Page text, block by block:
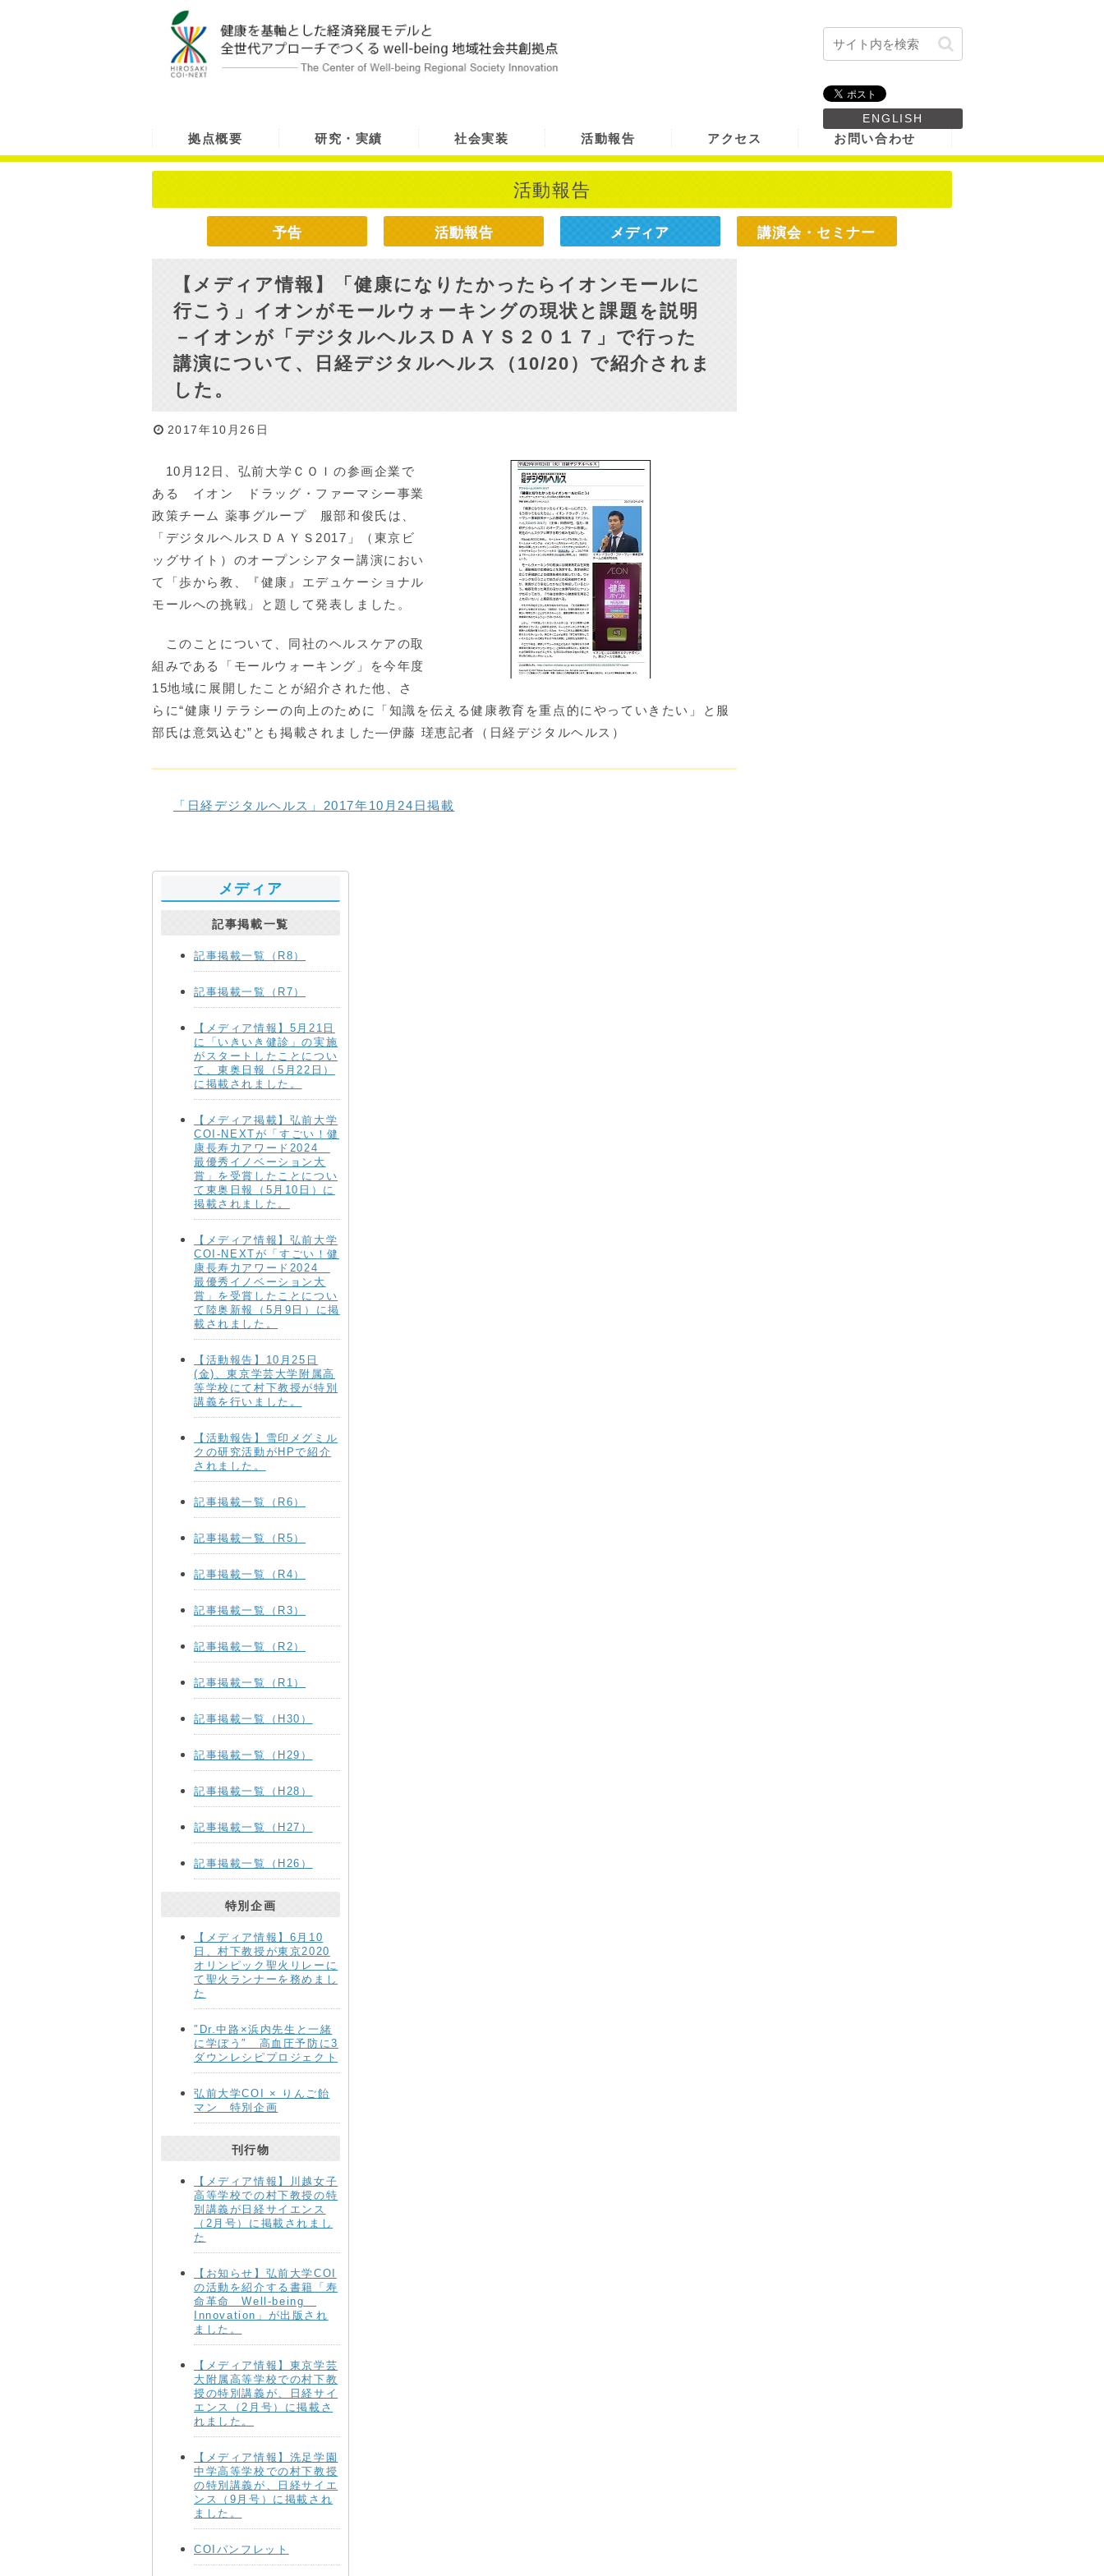
ENGLISH
拠点概要 研究・実績 社会実装 活動報告 アクセス お問い合わせ
活動報告
予告 活動報告 メディア 講演会・セミナー
【メディア情報】「健康になりたかったらイオンモールに
行こう」イオンがモールウォーキングの現状と課題を説明
－イオンが「デジタルヘルスＤＡＹＳ２０１７」で行った
講演について、日経デジタルヘルス（10/20）で紹介されま
した。
2017年10月26日
10月12日、弘前大学ＣＯＩの参画企業で
ある イオン ドラッグ・ファーマシー事業
政策チーム 薬事グループ 服部和俊氏は、
「デジタルヘルスＤＡＹＳ2017」（東京ビ
ッグサイト）のオープンシアター講演におい
て「歩から教、『健康』エデュケーショナル
モールへの挑戦」と題して発表しました。
このことについて、同社のヘルスケアの取
組みである「モールウォーキング」を今年度
15地域に展開したことが紹介された他、さ
らに“健康リテラシーの向上のために「知識を伝える健康教育を重点的にやっていきたい」と服
部氏は意気込む”とも掲載されました―伊藤 瑳恵記者（日経デジタルヘルス）
「日経デジタルヘルス」2017年10月24日掲載
メディア
記事掲載一覧
記事掲載一覧（R8）
記事掲載一覧（R7）
【メディア情報】5月21日
に「いきいき健診」の実施
がスタートしたことについ
て、東奥日報（5月22日）
に掲載されました。
【メディア掲載】弘前大学
COI-NEXTが「すごい！健
康長寿力アワード2024
最優秀イノベーション大
賞」を受賞したことについ
て東奥日報（5月10日）に
掲載されました。
【メディア情報】弘前大学
COI-NEXTが「すごい！健
康長寿力アワード2024
最優秀イノベーション大
賞」を受賞したことについ
て陸奥新報（5月9日）に掲
載されました。
【活動報告】10月25日
(金)、東京学芸大学附属高
等学校にて村下教授が特別
講義を行いました。
【活動報告】雪印メグミル
クの研究活動がHPで紹介
されました。
記事掲載一覧（R6）
記事掲載一覧（R5）
記事掲載一覧（R4）
記事掲載一覧（R3）
記事掲載一覧（R2）
記事掲載一覧（R1）
記事掲載一覧（H30）
記事掲載一覧（H29）
記事掲載一覧（H28）
記事掲載一覧（H27）
記事掲載一覧（H26）
特別企画
【メディア情報】6月10
日、村下教授が東京2020
オリンピック聖火リレーに
て聖火ランナーを務めまし
た
″Dr.中路×浜内先生と一緒
に学ぼう″ 高血圧予防に3
ダウンレシピプロジェクト
弘前大学COI × りんご飴
マン 特別企画
刊行物
【メディア情報】川越女子
高等学校での村下教授の特
別講義が日経サイエンス
（2月号）に掲載されまし
た
【お知らせ】弘前大学COI
の活動を紹介する書籍「寿
命革命 Well-being
Innovation」が出版され
ました。
【メディア情報】東京学芸
大附属高等学校での村下教
授の特別講義が、日経サイ
エンス（2月号）に掲載さ
れました。
【メディア情報】洗足学園
中学高等学校での村下教授
の特別講義が、日経サイエ
ンス（9月号）に掲載され
ました。
COIパンフレット